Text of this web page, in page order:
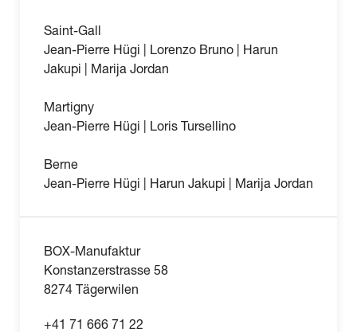
Saint-Gall
Jean-Pierre Hügi | Lorenzo Bruno | Harun
Jakupi | Marija Jordan
Martigny
Jean-Pierre Hügi | Loris Tursellino
Berne
Jean-Pierre Hügi | Harun Jakupi | Marija Jordan
BOX-Manufaktur
Konstanzerstrasse 58
8274 Tägerwilen
+41 71 666 71 22